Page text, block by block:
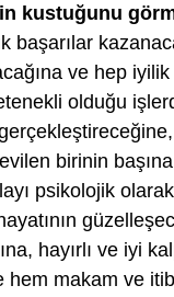
kustuğunu
başarılar
ve hep
olduğu
birinin
psikolojik
hayırlı ve iyi
hem makam ve